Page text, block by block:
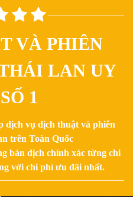
VÀ PHIÊN
LAN UY
1
dịch vụ dịch thuật và phiên
trên Toàn Quốc
bản dịch chính xác từng chi
với chi phí ưu đãi nhất.